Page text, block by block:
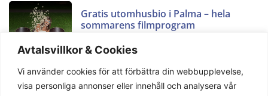
Avtalsvillkor & Cookies
Vi använder cookies för att förbättra din webbupplevelse,
visa personliga annonser eller innehåll och analysera vår
Gratis utomhusbio i Palma – hela
sommarens filmprogram
Läs mer...